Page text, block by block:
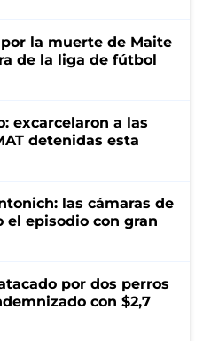
la muerte de Maite
de la liga de fútbol
excarcelaron a las
detenidas esta
las cámaras de
episodio con gran
por dos perros
con $2,7